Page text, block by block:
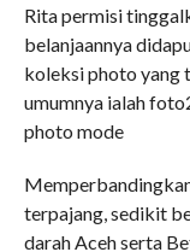
Rita permisi
belanjaannya
koleksi photo yang
umumnya ialah
photo mode
terpajang, sedikit
darah Aceh serta